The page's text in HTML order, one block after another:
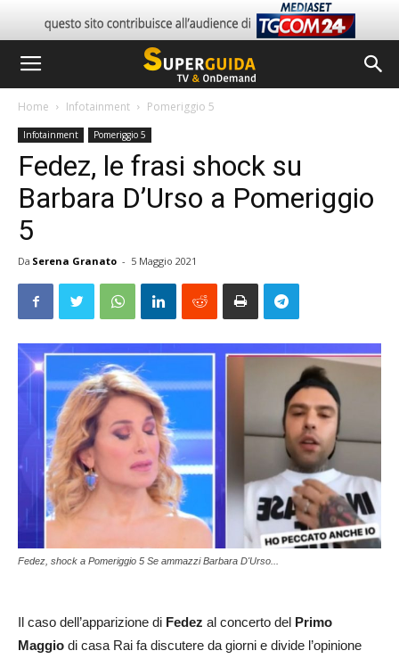
Home Infotainment Pomeriggio 5
Infotainment Pomeriggio 5
Fedez, le frasi shock su
Barbara D’Urso a Pomeriggio
5
Da Serena Granato - 5 Maggio 2021
Fedez, shock a Pomeriggio 5 Se ammazzi Barbara D'Urso...
Il caso dell’apparizione di Fedez al concerto del Primo
Maggio di casa Rai fa discutere da giorni e divide l’opinione